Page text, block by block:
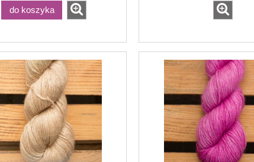
regularna:69,00 zł
cena:69,00 zł
do koszyka
90,00 zł
90,00 zł
do koszyka
do koszyka